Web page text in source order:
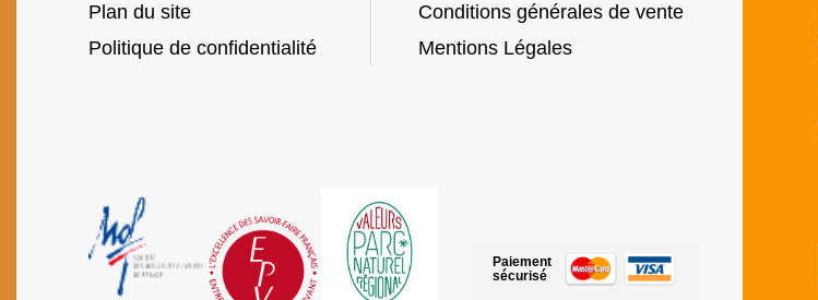
Plan du site
Politique de confidentialité
Conditions générales de vente
Mentions Légales
Paiement
sécurisé